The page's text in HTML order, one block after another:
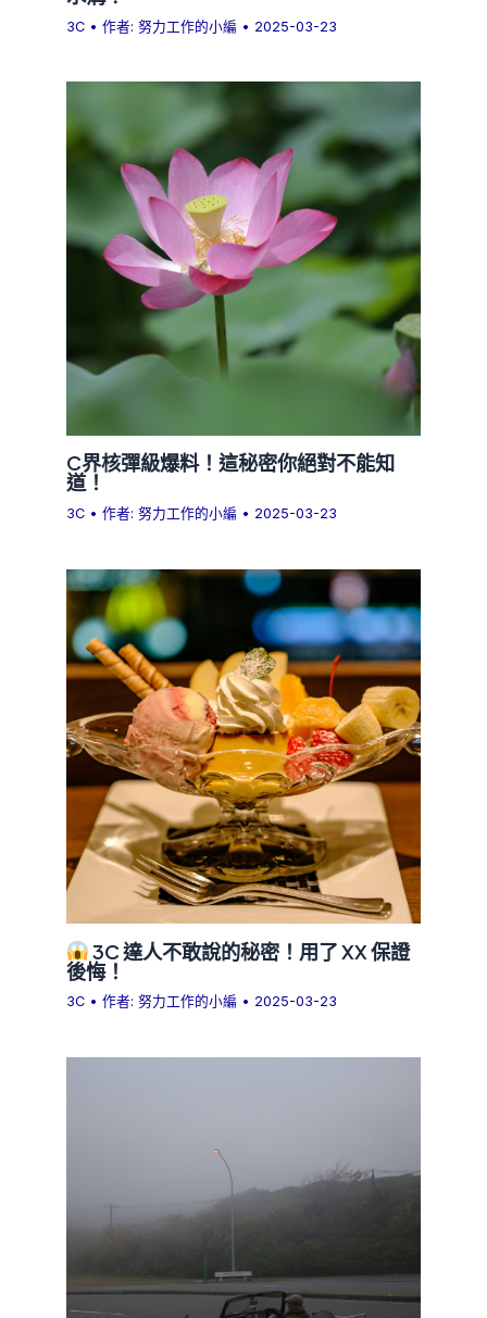
3C • 作者:努力工作的小編 • 2025-03-23
C界核彈級爆料！這秘密你絕對不能知
道！
3C • 作者:努力工作的小編 • 2025-03-23
3C 達人不敢說的秘密！用了 XX 保證
後悔！
3C • 作者:努力工作的小編 • 2025-03-23